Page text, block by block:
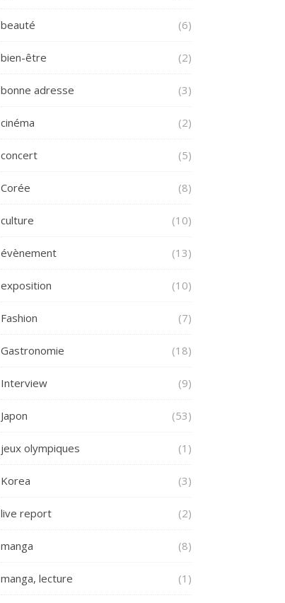
beauté (6)
bien-être (2)
bonne adresse (3)
cinéma (2)
concert (5)
Corée (8)
culture (10)
évènement (13)
exposition (10)
Fashion (7)
Gastronomie (18)
Interview (9)
Japon (53)
jeux olympiques (1)
Korea (3)
live report (2)
manga (8)
manga, lecture (1)